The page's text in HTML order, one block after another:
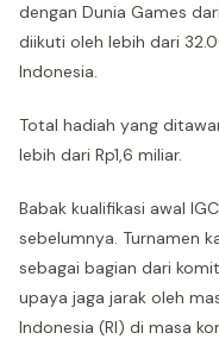
dengan Dunia Games
diikuti oleh lebih dari
Indonesia.
Total hadiah yang
lebih dari Rp1,6 miliar.
Babak kualifikasi awal
sebelumnya. Turnamen
sebagai bagian dari
upaya jaga jarak oleh
Indonesia (RI) di masa